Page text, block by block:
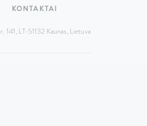
KONTAKTAI
141, LT-51132 Kaunas, Lietuva